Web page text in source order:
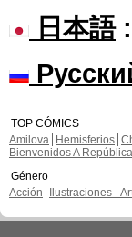
日本語:
TOP CÓMICS
Amilova
Hemisferios
Bienvenidos A
Género
Acción
Ilustraciones -